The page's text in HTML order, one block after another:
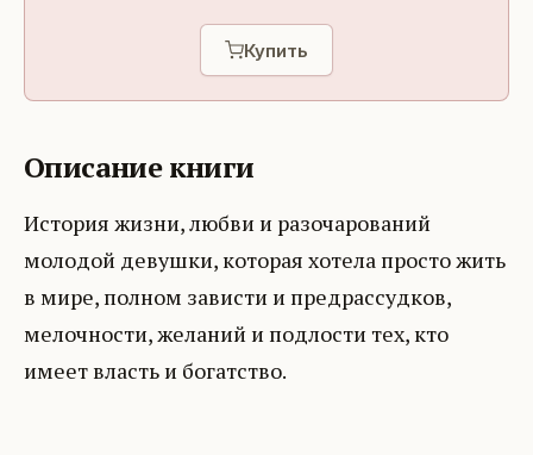
Купить
Описание книги
История жизни, любви и разочарований
молодой девушки, которая хотела просто жить
в мире, полном зависти и предрассудков,
мелочности, желаний и подлости тех, кто
имеет власть и богатство.